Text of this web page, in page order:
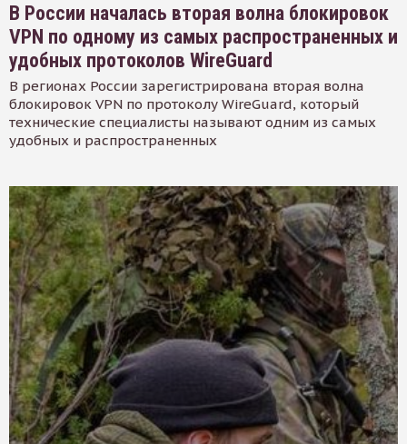
В России началась вторая волна блокировок
VPN по одному из самых распространенных и
удобных протоколов WireGuard
В регионах России зарегистрирована вторая волна
блокировок VPN по протоколу WireGuard, который
технические специалисты называют одним из самых
удобных и распространенных